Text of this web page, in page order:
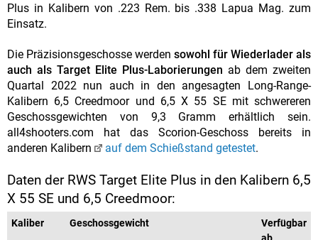
Plus in Kalibern von .223 Rem. bis .338 Lapua Mag. zum
Einsatz.
Die Präzisionsgeschosse werden sowohl für Wiederlader als
auch als Target Elite Plus-Laborierungen ab dem zweiten
Quartal 2022 nun auch in den angesagten Long-Range-
Kalibern 6,5 Creedmoor und 6,5 X 55 SE mit schwereren
Geschossgewichten von 9,3 Gramm erhältlich sein.
all4shooters.com hat das Scorion-Geschoss bereits in
anderen Kalibern
auf dem Schießstand getestet.
Daten der RWS Target Elite Plus in den Kalibern 6,5
X 55 SE und 6,5 Creedmoor:
Kaliber Geschossgewicht
Verfügbar